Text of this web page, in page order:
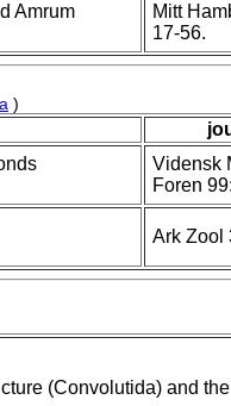
Amrum
Mitt
17-56.
)
Vidensk
Foren
Ark Zool
(Convolutida) and the